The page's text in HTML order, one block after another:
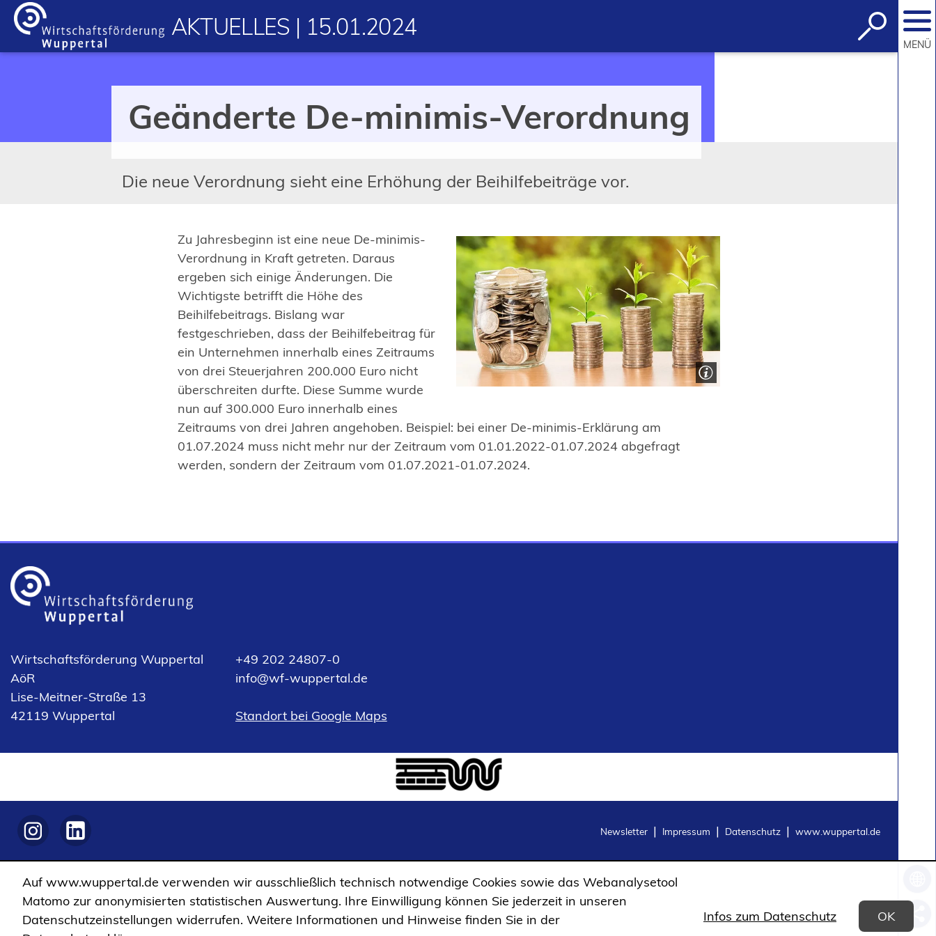
Inhalt anspringen AKTUELLES | 15.01.2024
Suche
öffnen
Geänderte De-minimis-Verordnung
Die neue Verordnung sieht eine Erhöhung der Beihilfebeiträge vor.
Zu Jahresbeginn ist eine neue De-minimis-
Verordnung in Kraft getreten. Daraus
ergeben sich einige Änderungen. Die
Wichtigste betrifft die Höhe des
Beihilfebeitrags. Bislang war
festgeschrieben, dass der Beihilfebeitrag für
ein Unternehmen innerhalb eines Zeitraums
von drei Steuerjahren 200.000 Euro nicht
überschreiten durfte. Diese Summe wurde
nun auf 300.000 Euro innerhalb eines
Zeitraums von drei Jahren angehoben. Beispiel: bei einer De-minimis-Erklärung am
01.07.2024 muss nicht mehr nur der Zeitraum vom 01.01.2022-01.07.2024 abgefragt
werden, sondern der Zeitraum vom 01.07.2021-01.07.2024.
Wirtschaftsförderung Wuppertal
AöR
Lise-Meitner-Straße 13
42119 Wuppertal
+49 202 24807-0
info
wf-wuppertal de
Standort bei Google Maps
(Öffnet
einem
Newsletter
(Öffnet
neuen
Impressum Datenschutz www.wuppertal.de
(Öffnet
neuenAuf www.wuppertal.de verwenden wir ausschließlich technisch notwendige Cookies sowie das Webanalysetool
Matomo zur anonymisierten statistischen Auswertung. Ihre Einwilligung können Sie jederzeit in unseren
Datenschutzeinstellungen widerrufen. Weitere Informationen und Hinweise finden Sie in der
Infos zum Datenschutz
(Öffnet in einem neuen Tab) OK
MENÜ
Seite
teilen